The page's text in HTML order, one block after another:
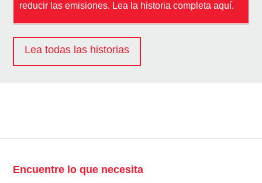
reducir las emisiones. Lea la historia completa aquí.
Lea todas las historias
Encuentre lo que necesita